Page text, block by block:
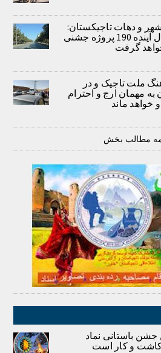
و دهات تاجیکستان:
در ناحیه دنغره در سه سال آینده 190 پروژه جشنی
گرفت
ملت تاجیک و در
مهمان ارج و احترام
خواهد ماند
مطالب بخش
جشن باستانی نماد
کاشت و کار است